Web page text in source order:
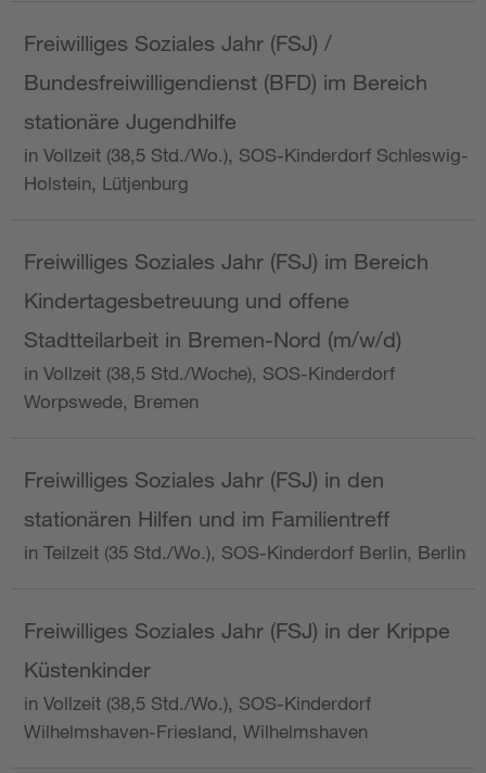
Freiwilliges Soziales Jahr (FSJ) /
Bundesfreiwilligendienst (BFD) im Bereich
stationäre Jugendhilfe
in Vollzeit (38,5 Std./Wo.), SOS-Kinderdorf Schleswig-
Holstein, Lütjenburg
Freiwilliges Soziales Jahr (FSJ) im Bereich
Kindertagesbetreuung und offene
Stadtteilarbeit in Bremen-Nord (m/w/d)
in Vollzeit (38,5 Std./Woche), SOS-Kinderdorf
Worpswede, Bremen
Freiwilliges Soziales Jahr (FSJ) in den
stationären Hilfen und im Familientreff
in Teilzeit (35 Std./Wo.), SOS-Kinderdorf Berlin, Berlin
Freiwilliges Soziales Jahr (FSJ) in der Krippe
Küstenkinder
in Vollzeit (38,5 Std./Wo.), SOS-Kinderdorf
Wilhelmshaven-Friesland, Wilhelmshaven